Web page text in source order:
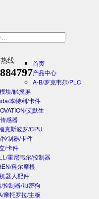
线
首页
产品中心
A-B/罗克韦尔/PLC
块/触摸屏
本特利/卡件
艾默生
感器
克斯波罗/CPU
制器/卡件
/卡件
霍尼韦尔/控制器
科尔摩根
器人配件
控制器/加密狗
摩托罗拉/主板